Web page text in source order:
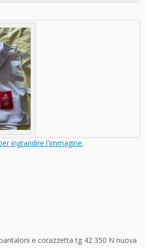
ingrandire l'immagine.
e corazzetta tg 42 350 N nuova